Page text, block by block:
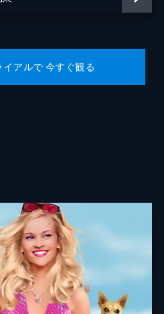
デヴィッド・ストーン
アルで 今すぐ観る